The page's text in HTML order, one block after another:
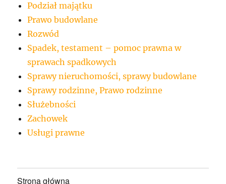
Podział majątku
Prawo budowlane
Rozwód
Spadek, testament – pomoc prawna w
sprawach spadkowych
Sprawy nieruchomości, sprawy budowlane
Sprawy rodzinne, Prawo rodzinne
Służebności
Zachowek
Usługi prawne
Strona główna